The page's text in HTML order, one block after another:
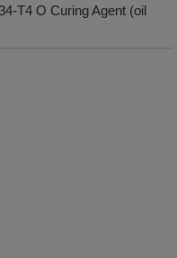
T4 O Curing Agent (oil